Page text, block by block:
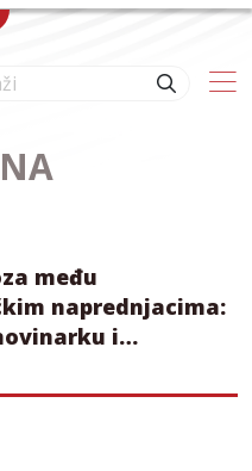
među
naprednjacima:
i